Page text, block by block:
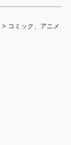
> コミック、アニメ